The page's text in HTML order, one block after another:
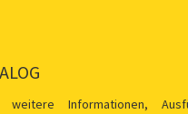
Informationen,